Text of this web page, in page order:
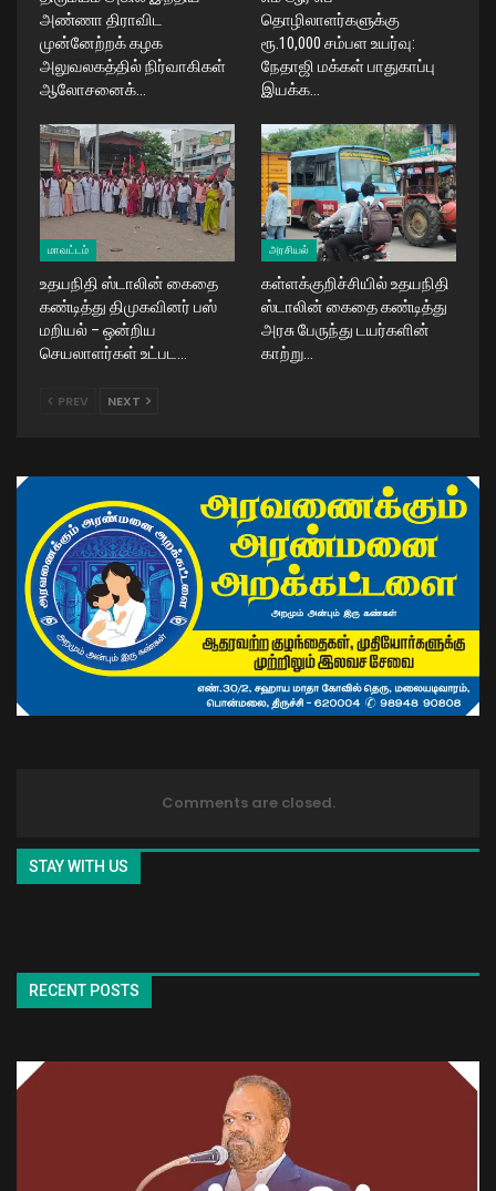
அண்ணா திராவிட
முன்னேற்றக் கழக
அலுவலகத்தில் நிர்வாகிகள்
ஆலோசனைக்…
தொழிலாளர்களுக்கு
ரூ.10,000 சம்பள உயர்வு:
நேதாஜி மக்கள் பாதுகாப்பு
இயக்க…
மாவட்டம்
உதயநிதி ஸ்டாலின் கைதை
கண்டித்து திமுகவினர் பஸ்
மறியல் – ஒன்றிய
செயலாளர்கள் உட்பட…
அரசியல்
கள்ளக்குறிச்சியில் உதயநிதி
ஸ்டாலின் கைதை கண்டித்து
அரசு பேருந்து டயர்களின்
காற்று…
PREV NEXT
Comments are closed.
STAY WITH US
RECENT POSTS